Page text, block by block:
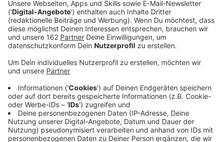
genehmigt.
Veröffentlicht:Mittwoch, 03.06.2026 14:07
Die Stadt Kamp-Lintfort darf wieder Geld für neue
Projekte ausgeben. Der zuständige Landrat des
Kreises Wesel hat den aktuellen Haushaltsplan sowie
das sogenannte Haushaltssicherungskonzept
freigegeben. Damit ist die zeitweise geltende